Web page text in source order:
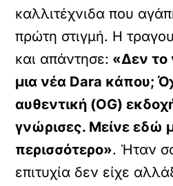
καλλιτέχνιδα που
πρώτη στιγμή. Η
και απάντησε: «Δεν το
μια νέα Dara κάπου;
αυθεντική (OG)
γνώρισες. Μείνε εδώ
περισσότερο». Ήταν
επιτυχία δεν είχε